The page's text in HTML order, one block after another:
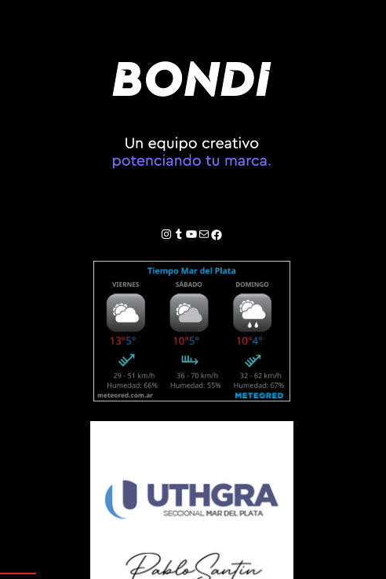
Instagram
Tumblr
YouTube
Correo electrónico
Facebook